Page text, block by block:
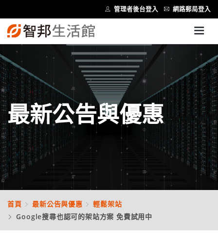
管理者後台登入 網路郵局登入
最新公告與優惠
首頁 最新公告與優惠
輕鬆架站
Google搜尋也認可的架站方案 免費試用中